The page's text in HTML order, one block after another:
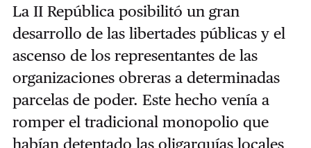
La II República posibilitó un gran
desarrollo de las libertades públicas y el
ascenso de los representantes de las
organizaciones obreras a determinadas
parcelas de poder. Este hecho venía a
romper el tradicional monopolio que
habían detentado las oligarquías locales